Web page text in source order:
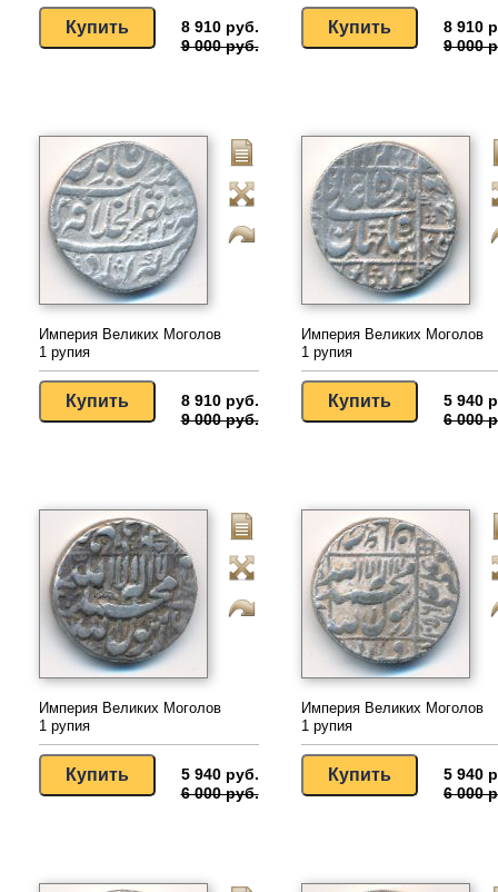
8 910 руб.
9 000 руб.
8 910
9 000
Империя Великих Моголов
1 рупия
8 910 руб.
9 000 руб.
Империя Великих Моголов
1 рупия
5 940
6 000
Империя Великих Моголов
1 рупия
5 940 руб.
6 000 руб.
Империя Великих Моголов
1 рупия
5 940
6 000